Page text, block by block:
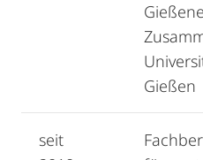
Gießen
seit